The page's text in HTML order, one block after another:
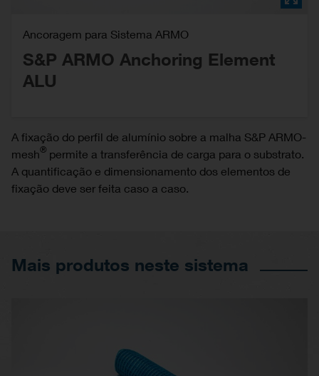
Ancoragem para Sistema ARMO
S&P ARMO Anchoring Element
ALU
A fixação do perfil de alumínio sobre a malha S&P ARMO-
mesh® permite a transferência de carga para o substrato.
A quantificação e dimensionamento dos elementos de
fixação deve ser feita caso a caso.
Mais produtos neste sistema